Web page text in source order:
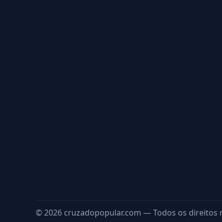
© 2026 cruzadopopular.com — Todos os direitos